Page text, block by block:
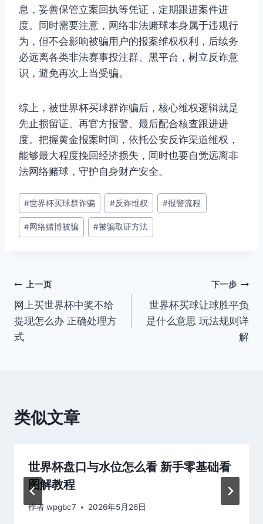
息，妥善保管立案回执等凭证，定期跟进案件进
度。同时需要注意，网络非法赌球本身属于违规行
为，但不会影响被骗用户的报案维权权利，后续务
必远离各类非法赛事投注群、黑平台，树立反诈意
识，避免再次上当受骗。
综上，被世界杯买球群诈骗后，核心维权逻辑就是
先止损留证、再官方报警、最后配合核查跟进进
度。把握黄金报案时间，依托公安反诈渠道维权，
能够最大程度挽回经济损失，同时也要自觉远离非
法网络赌球，守护自身财产安全。
文
章
标
#世界杯买球群诈骗 #反诈维权 #报警流程
#网络赌博被骗 #被骗取证方法
文
章
导
上一页
网上买世界杯中奖不给
提现怎么办 正确处理方
式
下一步
世界杯买球让球胜平负
是什么意思 玩法规则详
解
类似文章
世界杯盘口与水位怎么看 新手零基础看
图解教程
作者wpgbc7 2026年5月26日